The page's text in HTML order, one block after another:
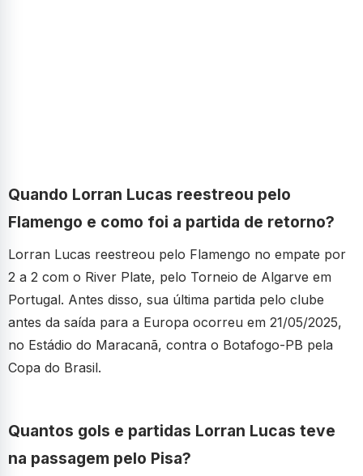
Quando Lorran Lucas reestreou pelo
Flamengo e como foi a partida de retorno?
Lorran Lucas reestreou pelo Flamengo no empate por
2 a 2 com o River Plate, pelo Torneio de Algarve em
Portugal. Antes disso, sua última partida pelo clube
antes da saída para a Europa ocorreu em 21/05/2025,
no Estádio do Maracanã, contra o Botafogo-PB pela
Copa do Brasil.
Quantos gols e partidas Lorran Lucas teve
na passagem pelo Pisa?